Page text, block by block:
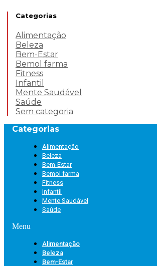
Categorias
Alimentação
Beleza
Bem-Estar
Bemol farma
Fitness
Infantil
Mente Saudável
Saúde
Sem categoria
Categorias
Alimentação
Beleza
Bem-Estar
Bemol farma
Fitness
Infantil
Mente Saudável
Saúde
Menu
Alimentação
Beleza
Bem-Estar